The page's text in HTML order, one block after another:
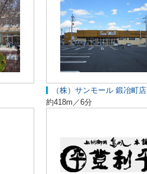
（株）サンモール 鍛冶町店
約418m／6分